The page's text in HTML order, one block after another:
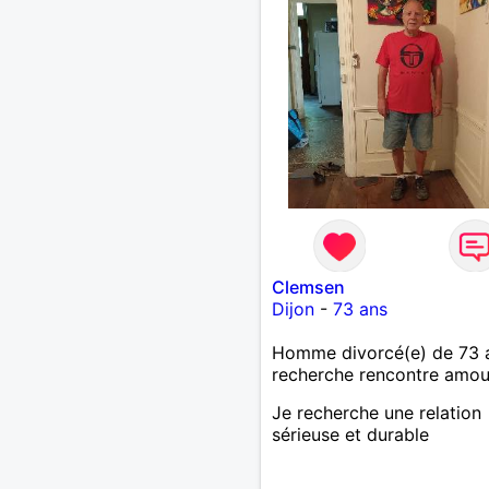
Clemsen
Dijon- 73 ans
Homme divorcé(e) de 73
recherche rencontre
Je recherche une relation
sérieuse et durable